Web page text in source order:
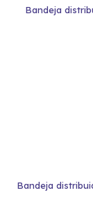
Bandeja
Bandeja